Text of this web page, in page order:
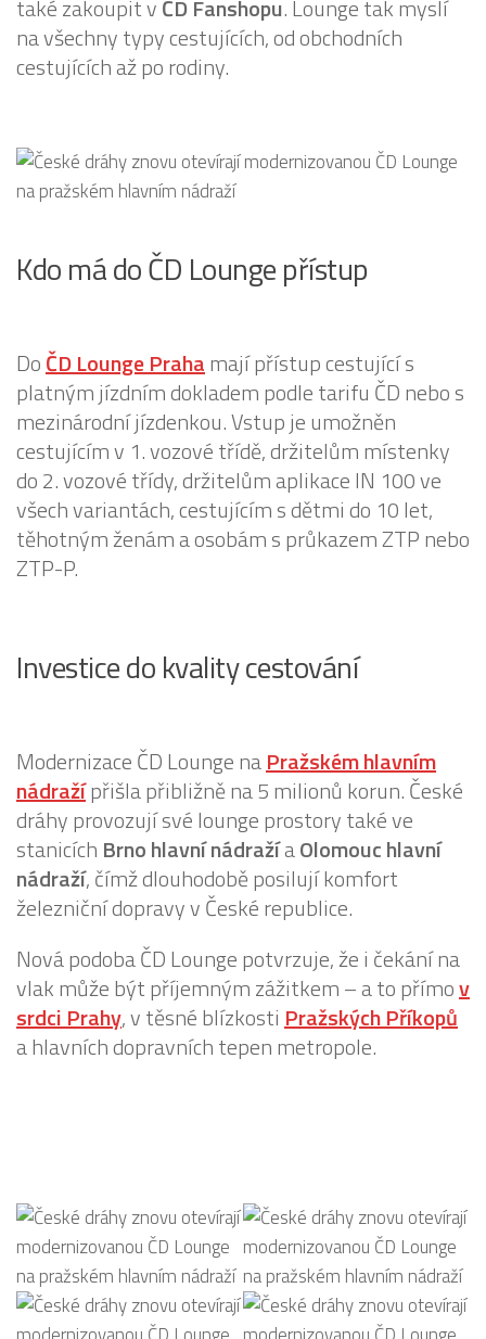
také zakoupit vČD Fanshopu. Lounge tak myslí
na všechny typy cestujících, od obchodních
cestujících až po rodiny.
Kdo má do ČD Lounge přístup
DoČD Lounge Prahamají přístup cestující s
platným jízdním dokladem podle tarifu ČD nebo s
mezinárodní jízdenkou. Vstup je umožněn
cestujícím v 1. vozové třídě, držitelům místenky
do 2. vozové třídy, držitelům aplikace IN 100 ve
všech variantách, cestujícím s dětmi do 10 let,
těhotným ženám a osobám s průkazem ZTP nebo
ZTP-P.
Investice do kvality cestování
Modernizace ČD Lounge naPražském hlavním
nádražípřišla přibližně na 5 milionů korun. České
dráhy provozují své lounge prostory také ve
stanicích Brno hlavní nádražíaOlomouc hlavní
nádraží, čímž dlouhodobě posilují komfort
železniční dopravy v České republice.
Nová podoba ČD Lounge potvrzuje, že i čekání na
vlak může být příjemným zážitkem – a to přímov
srdci Prahy, v těsné blízkosti Pražských Příkopů
a hlavních dopravních tepen metropole.